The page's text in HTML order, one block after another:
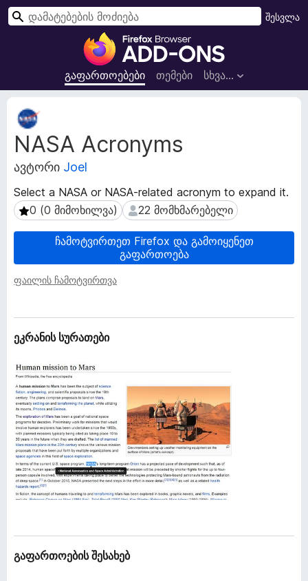
F
r
e
x
-
რ
ა
უ
ზ
ე
დ
ა
ტ
ე
ბ
ე
ბ
ი
გაფართოებები თემები სხვა…
შესვლა
ძ
NASA Acronyms
ავტორი Joel
Select a NASA or NASA-related acronym to expand it.
0 (0 მიმოხილვა)
0 (0 მიმოხილვა) 22 მომხმარებელი
22 მომხმარებელი
ჩამოტვირთეთ Firefox და გამოიყენეთ
გაფართოება
ფაილის ჩამოტვირთვა
გ
ა
ფ
ა
რ
ო
ე
ო
ე
ე
ბ
ი
ეკრანის სურათები
გაფართოების შესახებ